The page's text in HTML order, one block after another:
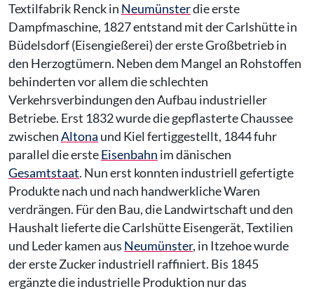
Textilfabrik Renck in Neumünsterdie erste
Dampfmaschine, 1827 entstand mit der Carlshütte in
Büdelsdorf (Eisengießerei) der erste Großbetrieb in
den Herzogtümern. Neben dem Mangel an Rohstoffen
behinderten vor allem die schlechten
Verkehrsverbindungen den Aufbau industrieller
Betriebe. Erst 1832 wurde die gepflasterte Chaussee
zwischenAltona und Kiel fertiggestellt, 1844 fuhr
parallel die ersteEisenbahn im dänischen
Gesamtstaat. Nun erst konnten industriell gefertigte
Produkte nach und nach handwerkliche Waren
verdrängen. Für den Bau, die Landwirtschaft und den
Haushalt lieferte die Carlshütte Eisengerät, Textilien
und Leder kamen aus Neumünster, in Itzehoe wurde
der erste Zucker industriell raffiniert. Bis 1845
ergänzte die industrielle Produktion nur das